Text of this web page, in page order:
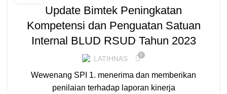
Update Bimtek Peningkatan
Kompetensi dan Penguatan Satuan
Internal BLUD RSUD Tahun 2023
LATIHNAS 0
Wewenang SPI 1. menerima dan memberikan
penilaian terhadap laporan kinerja